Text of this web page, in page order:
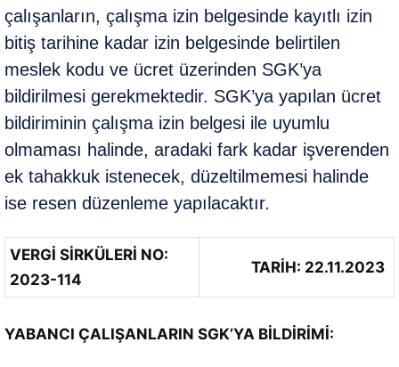
çalışanların, çalışma izin belgesinde kayıtlı izin
bitiş tarihine kadar izin belgesinde belirtilen
meslek kodu ve ücret üzerinden SGK’ya
bildirilmesi gerekmektedir. SGK’ya yapılan ücret
bildiriminin çalışma izin belgesi ile uyumlu
olmaması halinde, aradaki fark kadar işverenden
ek tahakkuk istenecek, düzeltilmemesi halinde
ise resen düzenleme yapılacaktır.
VERGİ SİRKÜLERİ NO:
2023-114
TARİH: 22.11.2023
YABANCI ÇALIŞANLARIN SGK’YA BİLDİRİMİ: